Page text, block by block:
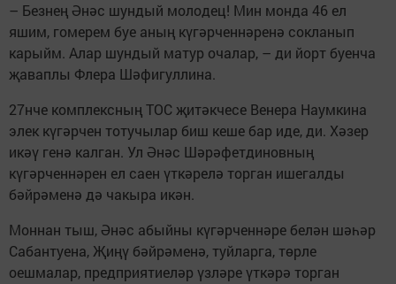
– Безнең Әнәс шундый молодец! Мин монда 46 ел
яшим, гомерем буе аның күгәрченнәренә сокланып
карыйм. Алар шундый матур очалар, – ди йорт буенча
җаваплы Флера Шәфигуллина.
27нче комплексның ТОС җитәкчесе Венера Наумкина
элек күгәрчен тотучылар биш кеше бар иде, ди. Хәзер
икәү генә калган. Ул Әнәс Шәрәфетдиновның
күгәрченнәрен ел саен үткәрелә торган ишегалды
бәйрәменә дә чакыра икән.
Моннан тыш, Әнәс абыйны күгәрченнәре белән шәһәр
Сабантуена, Җиңү бәйрәменә, туйларга, төрле
оешмалар, предприятиеләр үзләре үткәрә торган